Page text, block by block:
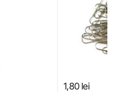
1,80 lei